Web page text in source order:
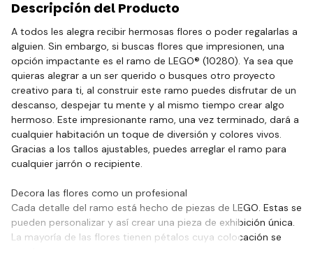
Descripción del Producto
A todos les alegra recibir hermosas flores o poder regalarlas a
alguien. Sin embargo, si buscas flores que impresionen, una
opción impactante es el ramo de LEGO® (10280). Ya sea que
quieras alegrar a un ser querido o busques otro proyecto
creativo para ti, al construir este ramo puedes disfrutar de un
descanso, despejar tu mente y al mismo tiempo crear algo
hermoso. Este impresionante ramo, una vez terminado, dará a
cualquier habitación un toque de diversión y colores vivos.
Gracias a los tallos ajustables, puedes arreglar el ramo para
cualquier jarrón o recipiente.
Decora las flores como un profesional
Cada detalle del ramo está hecho de piezas de LEGO. Estas se
pueden personalizar y así crear una pieza de exhibición única.
La mayoría de las flores tienen pétalos cuya colocación se